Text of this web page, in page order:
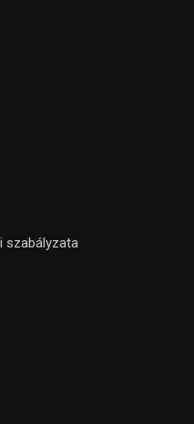
szabályzata